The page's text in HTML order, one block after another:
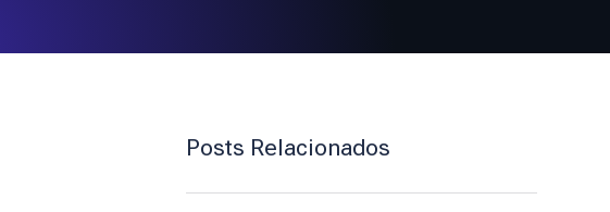
Posts Relacionados